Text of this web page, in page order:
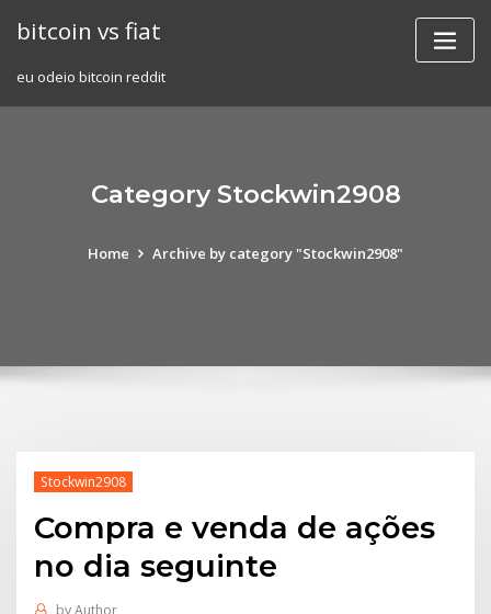
bitcoin vs fiat
eu odeio bitcoin reddit
Category Stockwin2908
Home Archive by category "Stockwin2908"
Stockwin2908
Compra e venda de ações
no dia seguinte